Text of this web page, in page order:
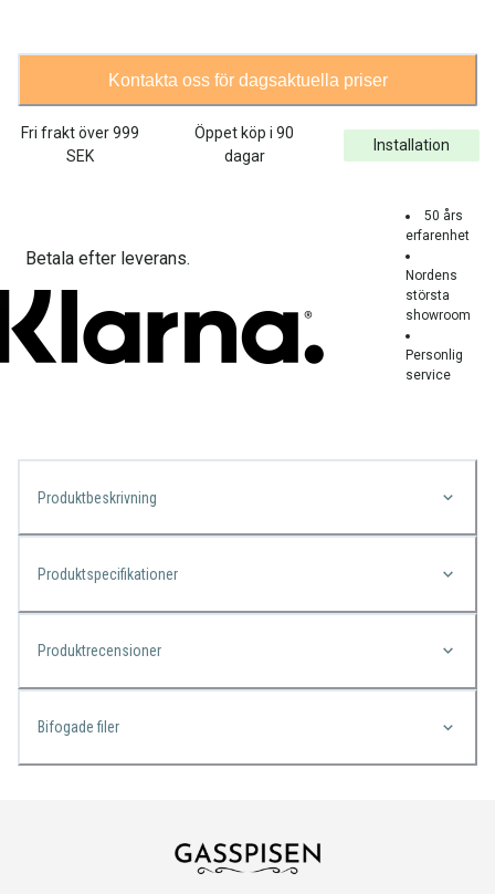
Kontakta oss för dagsaktuella priser
Fri frakt över999
SEK
Öppet köp i 90
dagar
Installation
Betala efter leverans.
50 års
erfarenhet
Nordens
största
showroom
Personlig
service
Produktbeskrivning
Produktspecifikationer
Produktrecensioner
Bifogade filer